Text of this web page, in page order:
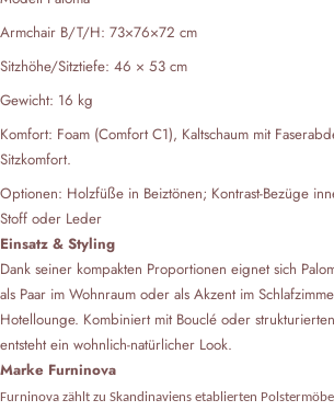
Armchair B/T/H: 73×76×72 cm
Sitzhöhe/Sitztiefe: 46 × 53 cm
Gewicht: 16 kg
Komfort: Foam (Comfort C1), Kaltschaum mit
Sitzkomfort.
Optionen: Holzfüße in Beiztönen; Kontrast‑Bezüge
Stoff oder Leder
Einsatz & Styling
Dank seiner kompakten Proportionen eignet sich
als Paar im Wohnraum oder als Akzent im
Hotellounge. Kombiniert mit Bouclé oder
entsteht ein wohnlich‑natürlicher Look.
Marke Furninova
Furninova zählt zu Skandinaviens etablierten